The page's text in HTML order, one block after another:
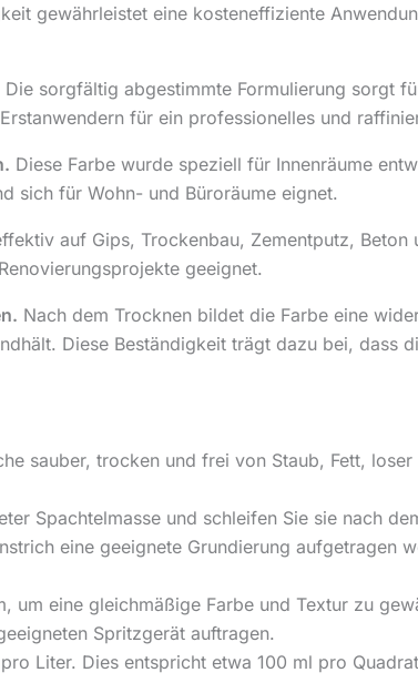
gewährleistet eine kosteneffiziente
Die sorgfältig abgestimmte Formulierung sorgt
für ein professionelles und
Diese Farbe wurde speziell für Innenräume
sich für Wohn- und Büroräume eignet.
auf Gips, Trockenbau, Zementputz,
geeignet.
Nach dem Trocknen bildet die Farbe eine
Diese Beständigkeit trägt dazu bei, dass
sauber, trocken und frei von Staub, Fett,
Spachtelmasse und schleifen Sie sie nach
eine geeignete Grundierung aufgetragen
um eine gleichmäßige Farbe und Textur zu
Spritzgerät auftragen.
Liter. Dies entspricht etwa 100 ml pro